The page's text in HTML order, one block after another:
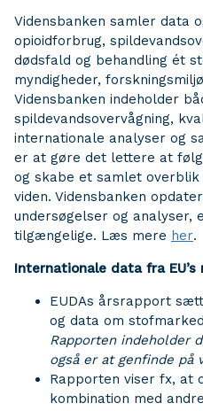
Vidensbanken samler data
opioidforbrug,
dødsfald og behandling ét
myndigheder,
Vidensbanken indeholder
spildevandsovervågning,
internationale analyser og
er at gøre det lettere at
og skabe et samlet overblik
viden. Vidensbanken
undersøgelser og analyser,
tilgængelige. Læs mere her.
Internationale data fra EU’s
EUDAs årsrapport
og data om
Rapporten indeholder
også er at genfinde på
Rapporten viser fx, at
kombination med